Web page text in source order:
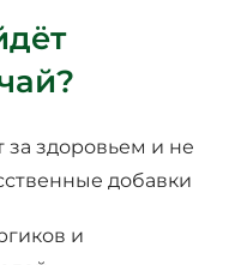
за здоровьем и не
добавки
и